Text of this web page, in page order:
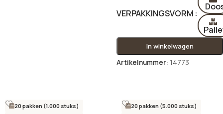
VERPAKKINGSVORM
In winkelwagen
Artikelnummer: 14773
20 pakken (1.000 stuks)
20 pakken (5.000 stuks)